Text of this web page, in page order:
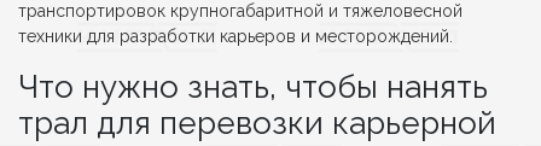
транспортировок крупногабаритной и тяжеловесной
техники для разработки карьеров и месторождений.
Что нужно знать, чтобы нанять
трал для перевозки карьерной